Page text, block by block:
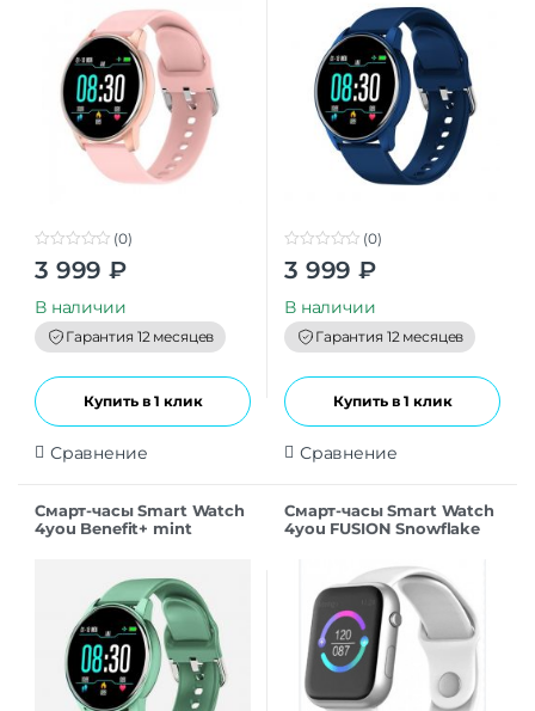
0
o
t
o
f
5
(0)
3 999 ₽
В наличии
Гарантия 12 месяцев
Купить в 1 клик
Сравнение
0
o
t
o
f
5
(0)
3 999 ₽
В наличии
Гарантия 12 месяцев
Купить в 1 клик
Сравнение
Смарт-часы Smart Watch
4you Benefit+ mint
Смарт-часы Smart Watch
4you FUSION Snowflake